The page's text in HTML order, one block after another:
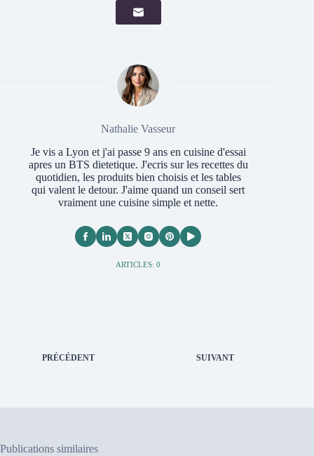
Nathalie Vasseur
Je vis a Lyon et j'ai passe 9 ans en cuisine d'essai
apres un BTS dietetique. J'ecris sur les recettes du
quotidien, les produits bien choisis et les tables
qui valent le detour. J'aime quand un conseil sert
vraiment une cuisine simple et nette.
ARTICLES: 0
PRÉCÉDENT SUIVANT
Publications similaires